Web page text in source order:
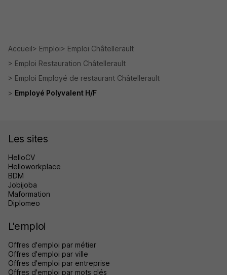
Accueil Emploi
Emploi Châtellerault
Emploi Restauration Châtellerault
Emploi Employé de restaurant Châtellerault
Employé Polyvalent H/F
Les sites
HelloCV
Helloworkplace
BDM
Jobijoba
Maformation
Diplomeo
L'emploi
Offres d'emploi par métier
Offres d'emploi par ville
Offres d'emploi par entreprise
Offres d'emploi par mots clés